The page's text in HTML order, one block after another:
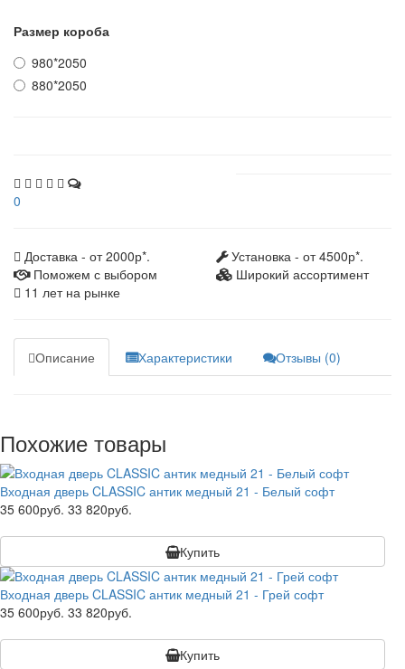
Размер короба
980*2050
880*2050
0
Доставка - от 2000р*.
Установка - от 4500р*.
Поможем с выбором
Широкий ассортимент
11 лет на рынке
Описание Характеристики Отзывы (0)
Похожие товары
Входная дверь CLASSIC антик медный 21 - Белый софт
35 600руб. 33 820руб.
Купить
Входная дверь CLASSIC антик медный 21 - Грей софт
35 600руб. 33 820руб.
Купить